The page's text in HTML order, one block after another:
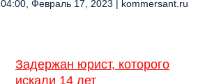
04:00, Февраль 17, 2023 | kommersant.ru
Задержан юрист, которого
искали 14 лет